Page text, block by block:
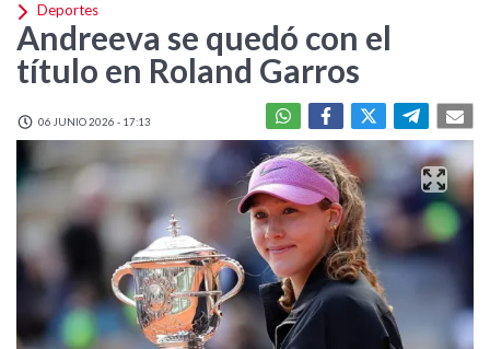
Deportes
Andreeva se quedó con el
título en Roland Garros
06 JUNIO 2026 - 17:13